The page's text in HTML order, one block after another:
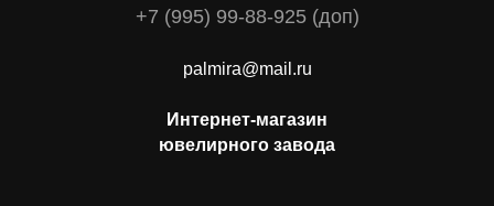
+7 (995) 99-88-925 (доп)
palmira@mail.ru
Интернет-магазин
ювелирного завода